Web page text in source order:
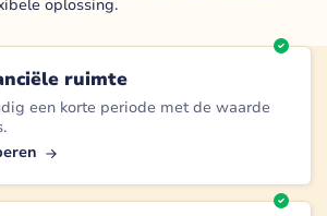
oplossing.
ruimte
een korte periode met de waarde